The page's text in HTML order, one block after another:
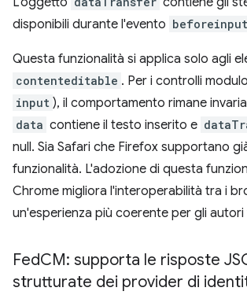
disponibili durante l'evento beforeinput
Questa funzionalità si applica solo agli
contenteditable . Per i controlli
input ), il comportamento rimane
data contiene il testo inserito e
null. Sia Safari che Firefox supportano
funzionalità. L'adozione di questa
Chrome migliora l'interoperabilità tra i
un'esperienza più coerente per gli autori
FedCM: supporta le risposte
strutturate dei provider di